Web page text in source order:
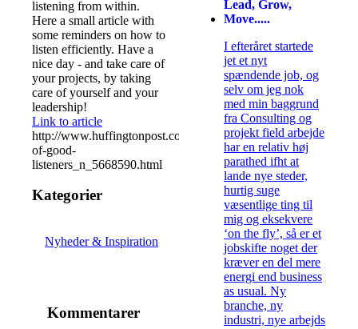
listening from within.
Here a small article with
some reminders on how to
listen efficiently. Have a
nice day - and take care of
your projects, by taking
care of yourself and your
leadership!
Link to article
http://www.huffingtonpost.com/2014/08/14/habits-
of-good-
listeners_n_5668590.html
Kategorier
Nyheder & Inspiration
Kommentarer
Lead, Grow,
Move.....
I efteråret startede
jet et nyt
spændende job, og
selv om jeg nok
med min baggrund
fra Consulting og
projekt field arbejde
har en relativ høj
parathed ifht at
lande nye steder,
hurtig suge
væsentlige ting til
mig og eksekvere
‘on the fly’, så er et
jobskifte noget der
kræver en del mere
energi end business
as usual. Ny
branche, ny
industri, nye arbejds